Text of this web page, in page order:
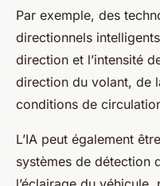
Par exemple, des
directionnels
direction et l’intensité
direction du volant, de
conditions de
L’IA peut également
systèmes de détection